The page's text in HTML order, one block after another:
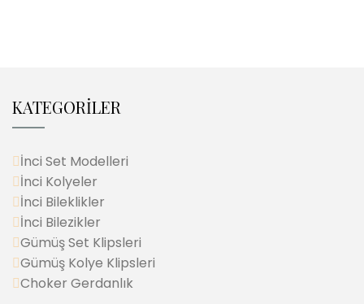
KATEGORİLER
İnci Set Modelleri
İnci Kolyeler
İnci Bileklikler
İnci Bilezikler
Gümüş Set Klipsleri
Gümüş Kolye Klipsleri
Choker Gerdanlık